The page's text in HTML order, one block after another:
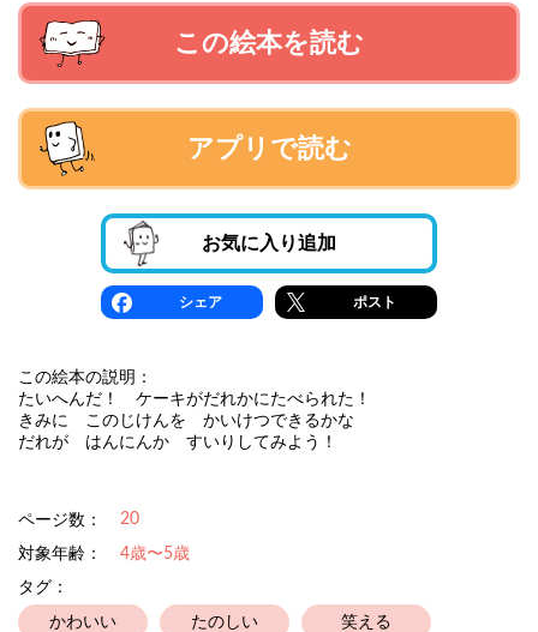
この絵本を読む
アプリで読む
お気に入り追加
シェア ポスト
この絵本の説明：
たいへんだ！ ケーキがだれかにたべられた！
きみに このじけんを かいけつできるかな
だれが はんにんか すいりしてみよう！
ページ数： 20
対象年齢：
4歳〜5歳
タグ：
かわいい たのしい 笑える